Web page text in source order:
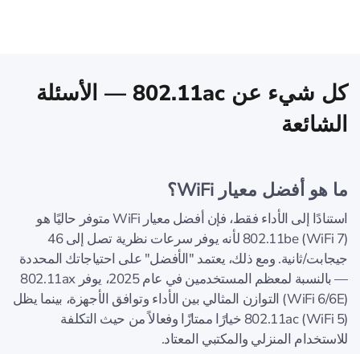
كل شيء عن 802.11ac — الأسئلة
الشائعة
ما هو أفضل معيار WiFi؟
استنادًا إلى الأداء فقط، فإن أفضل معيار WiFi متوفر حاليًا هو
802.11be (WiFi 7) لأنه يوفر سرعات نظرية تصل إلى 46
جيجابت/ثانية. ومع ذلك، يعتمد "الأفضل" على احتياجاتك المحددة
— بالنسبة لمعظم المستخدمين في عام 2025، يوفر 802.11ax
(WiFi 6/6E) التوازن المثالي بين الأداء وتوافق الأجهزة، بينما يظل
802.11ac (WiFi 5) خيارًا ممتازًا وفعالاً من حيث التكلفة
للاستخدام المنزلي والمكتبي المعتاد.